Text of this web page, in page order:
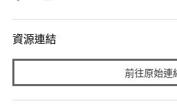
資源連結
前往原始連